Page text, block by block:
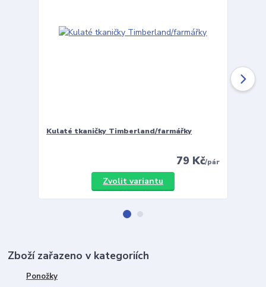
Kulaté tkaničky Timberland/farmářky
79 Kč/pár
Zvolit variantu
Zboží zařazeno v kategoriích
Ponožky